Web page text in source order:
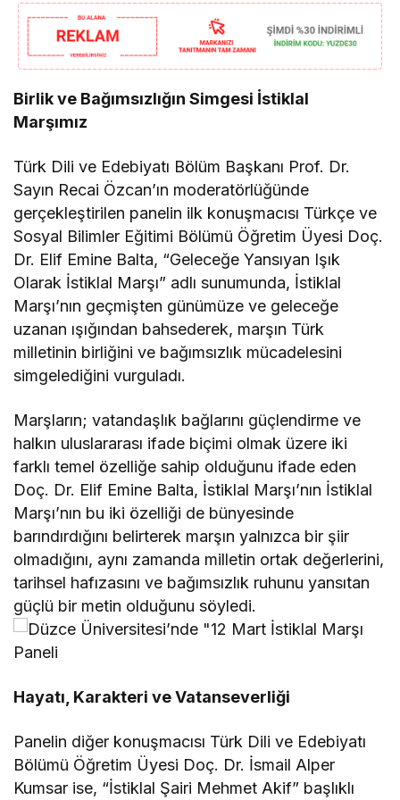
Birlik ve Bağımsızlığın Simgesi İstiklal
Marşımız
Türk Dili ve Edebiyatı Bölüm Başkanı Prof. Dr.
Sayın Recai Özcan’ın moderatörlüğünde
gerçekleştirilen panelin ilk konuşmacısı Türkçe ve
Sosyal Bilimler Eğitimi Bölümü Öğretim Üyesi Doç.
Dr. Elif Emine Balta, “Geleceğe Yansıyan Işık
Olarak İstiklal Marşı” adlı sunumunda, İstiklal
Marşı’nın geçmişten günümüze ve geleceğe
uzanan ışığından bahsederek, marşın Türk
milletinin birliğini ve bağımsızlık mücadelesini
simgelediğini vurguladı.
Marşların; vatandaşlık bağlarını güçlendirme ve
halkın uluslararası ifade biçimi olmak üzere iki
farklı temel özelliğe sahip olduğunu ifade eden
Doç. Dr. Elif Emine Balta, İstiklal Marşı’nın İstiklal
Marşı’nın bu iki özelliği de bünyesinde
barındırdığını belirterek marşın yalnızca bir şiir
olmadığını, aynı zamanda milletin ortak değerlerini,
tarihsel hafızasını ve bağımsızlık ruhunu yansıtan
güçlü bir metin olduğunu söyledi.
Hayatı, Karakteri ve Vatanseverliği
Panelin diğer konuşmacısı Türk Dili ve Edebiyatı
Bölümü Öğretim Üyesi Doç. Dr. İsmail Alper
Kumsar ise, “İstiklal Şairi Mehmet Akif” başlıklı